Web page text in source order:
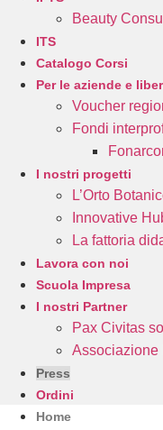
Beauty
ITS
Catalogo Corsi
Per le aziende e
Voucher
Fondi
I nostri progetti
L’Orto
Innovative
La fattoria
Lavora con noi
Scuola Impresa
I nostri Partner
Pax Civitas
Associazione
Press
Ordini
Home